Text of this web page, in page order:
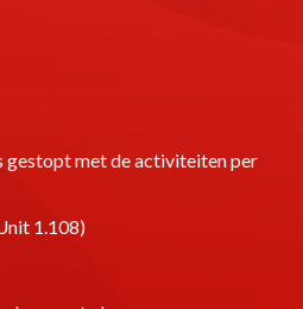
gestopt met de activiteiten per
1.108)